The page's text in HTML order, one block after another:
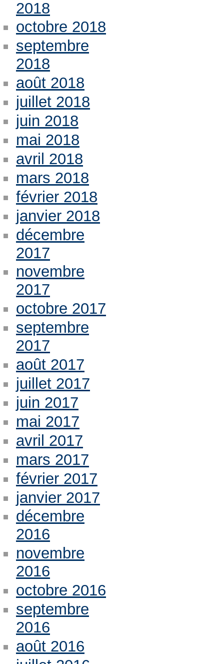
2018
octobre 2018
septembre
2018
août 2018
juillet 2018
juin 2018
mai 2018
avril 2018
mars 2018
février 2018
janvier 2018
décembre
2017
novembre
2017
octobre 2017
septembre
2017
août 2017
juillet 2017
juin 2017
mai 2017
avril 2017
mars 2017
février 2017
janvier 2017
décembre
2016
novembre
2016
octobre 2016
septembre
2016
août 2016